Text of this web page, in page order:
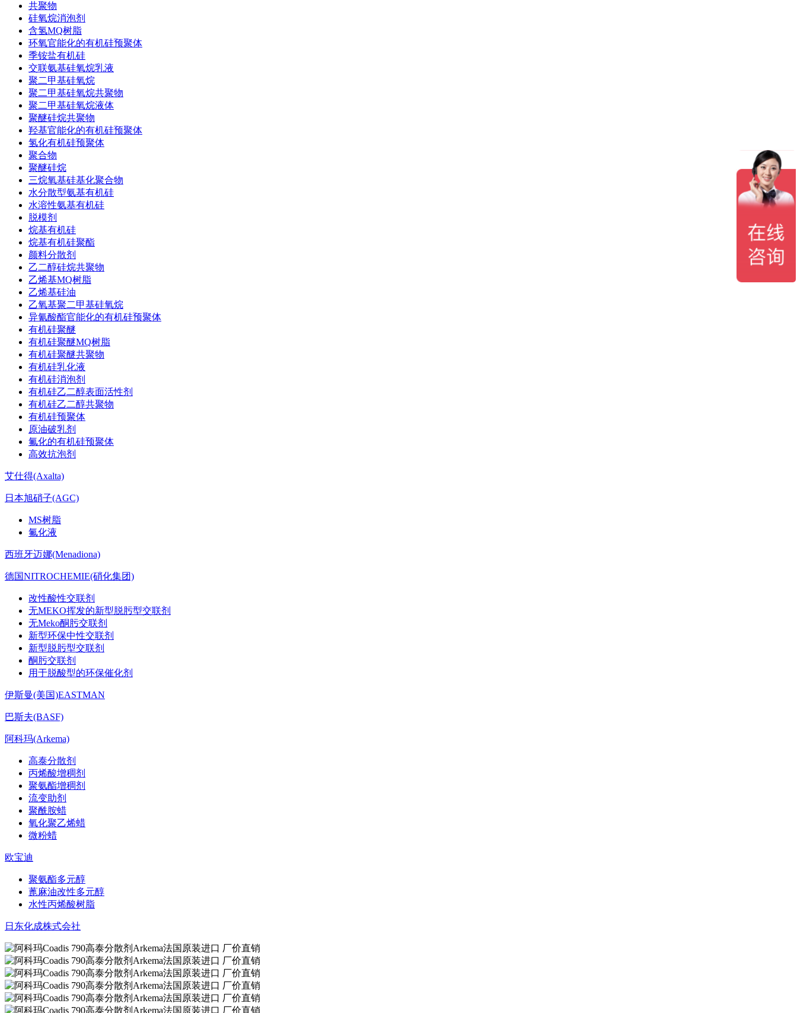
共聚物
硅氧烷消泡剂
含氢MQ树脂
环氧官能化的有机硅预聚体
季铵盐有机硅
交联氨基硅氧烷乳液
聚二甲基硅氧烷
聚二甲基硅氧烷共聚物
聚二甲基硅氧烷液体
聚醚硅烷共聚物
羟基官能化的有机硅预聚体
氢化有机硅预聚体
聚合物
聚醚硅烷
三烷氧基硅基化聚合物
水分散型氨基有机硅
水溶性氨基有机硅
脱模剂
烷基有机硅
烷基有机硅聚酯
颜料分散剂
乙二醇硅烷共聚物
乙烯基MQ树脂
乙烯基硅油
乙氧基聚二甲基硅氧烷
异氰酸酯官能化的有机硅预聚体
有机硅聚醚
有机硅聚醚MQ树脂
有机硅聚醚共聚物
有机硅乳化液
有机硅消泡剂
有机硅乙二醇表面活性剂
有机硅乙二醇共聚物
有机硅预聚体
原油破乳剂
氟化的有机硅预聚体
高效抗泡剂
艾仕得(Axalta)
日本旭硝子(AGC)
MS树脂
氟化液
西班牙迈娜(Menadiona)
德国NITROCHEMIE(硝化集团)
改性酸性交联剂
无MEKO挥发的新型脱肟型交联剂
无Meko酮肟交联剂
新型环保中性交联剂
新型脱肟型交联剂
酮肟交联剂
用于脱酸型的环保催化剂
伊斯曼(美国)EASTMAN
巴斯夫(BASF)
阿科玛(Arkema)
高泰分散剂
丙烯酸增稠剂
聚氨酯增稠剂
流变助剂
聚酰胺蜡
氧化聚乙烯蜡
微粉蜡
欧宝迪
聚氨酯多元醇
蓖麻油改性多元醇
水性丙烯酸树脂
日东化成株式会社